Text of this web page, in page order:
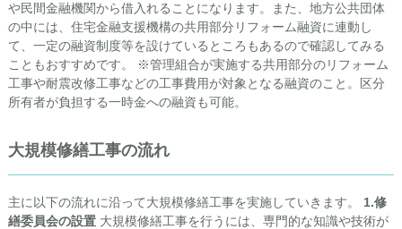
や民間金融機関から借入れることになります。また、地方公共団体
の中には、住宅金融支援機構の共用部分リフォーム融資に連動し
て、一定の融資制度等を設けているところもあるので確認してみる
こともおすすめです。 ※管理組合が実施する共用部分のリフォーム
工事や耐震改修工事などの工事費用が対象となる融資のこと。区分
所有者が負担する一時金への融資も可能。
大規模修繕工事の流れ
主に以下の流れに沿って大規模修繕工事を実施していきます。 1.修
繕委員会の設置大規模修繕工事を行うには、専門的な知識や技術が